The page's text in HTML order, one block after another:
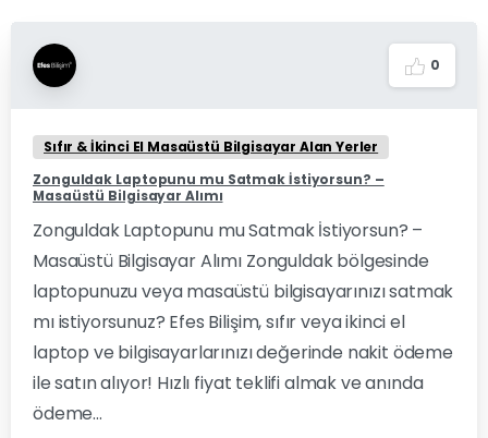
0
Sıfır & İkinci El Masaüstü Bilgisayar Alan Yerler
Zonguldak Laptopunu mu Satmak İstiyorsun? –
Masaüstü Bilgisayar Alımı
Zonguldak Laptopunu mu Satmak İstiyorsun? –
Masaüstü Bilgisayar Alımı Zonguldak bölgesinde
laptopunuzu veya masaüstü bilgisayarınızı satmak
mı istiyorsunuz? Efes Bilişim, sıfır veya ikinci el
laptop ve bilgisayarlarınızı değerinde nakit ödeme
ile satın alıyor! Hızlı fiyat teklifi almak ve anında
ödeme...